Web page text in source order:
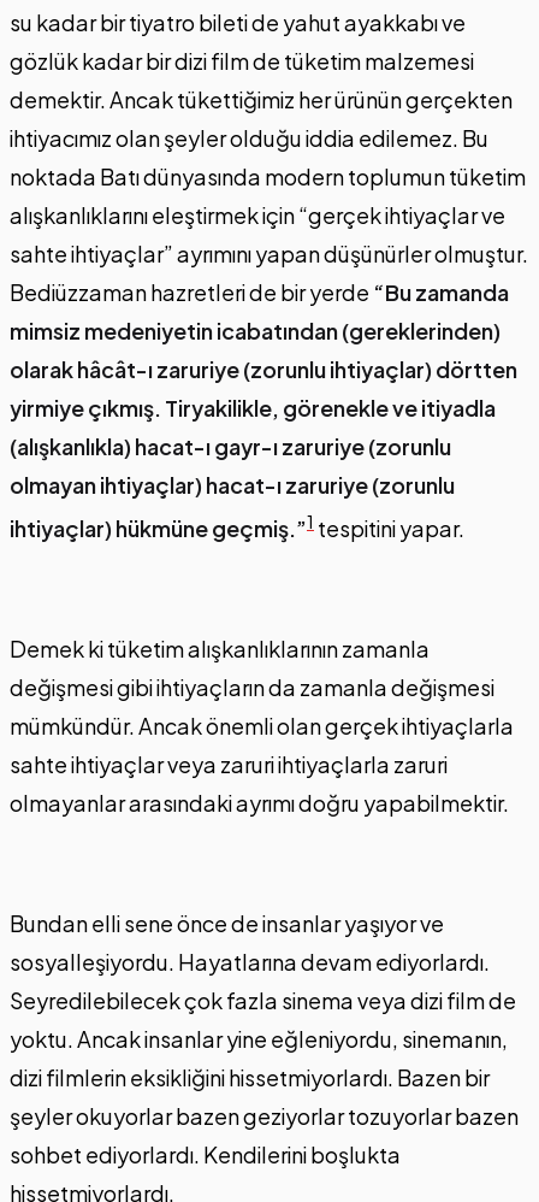
su kadar bir tiyatro bileti de yahut ayakkabı ve
gözlük kadar bir dizi film de tüketim malzemesi
demektir. Ancak tükettiğimiz her ürünün gerçekten
ihtiyacımız olan şeyler olduğu iddia edilemez. Bu
noktada Batı dünyasında modern toplumun tüketim
alışkanlıklarını eleştirmek için “gerçek ihtiyaçlar ve
sahte ihtiyaçlar” ayrımını yapan düşünürler olmuştur.
Bediüzzaman hazretleri de bir yerde “Bu zamanda
mimsiz medeniyetin icabatından (gereklerinden)
olarak hâcât-ı zaruriye (zorunlu ihtiyaçlar) dörtten
yirmiye çıkmış. Tiryakilikle, görenekle ve itiyadla
(alışkanlıkla) hacat-ı gayr-ı zaruriye (zorunlu
olmayan ihtiyaçlar) hacat-ı zaruriye (zorunlu
ihtiyaçlar) hükmüne geçmiş.”1 tespitini yapar.
Demek ki tüketim alışkanlıklarının zamanla
değişmesi gibi ihtiyaçların da zamanla değişmesi
mümkündür. Ancak önemli olan gerçek ihtiyaçlarla
sahte ihtiyaçlar veya zaruri ihtiyaçlarla zaruri
olmayanlar arasındaki ayrımı doğru yapabilmektir.
Bundan elli sene önce de insanlar yaşıyor ve
sosyalleşiyordu. Hayatlarına devam ediyorlardı.
Seyredilebilecek çok fazla sinema veya dizi film de
yoktu. Ancak insanlar yine eğleniyordu, sinemanın,
dizi filmlerin eksikliğini hissetmiyorlardı. Bazen bir
şeyler okuyorlar bazen geziyorlar tozuyorlar bazen
sohbet ediyorlardı. Kendilerini boşlukta
hissetmiyorlardı.